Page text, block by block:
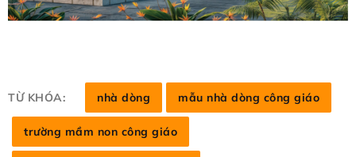
TỪ KHÓA: nhà dòng mẫu nhà dòng công giáo
trường mầm non công giáo